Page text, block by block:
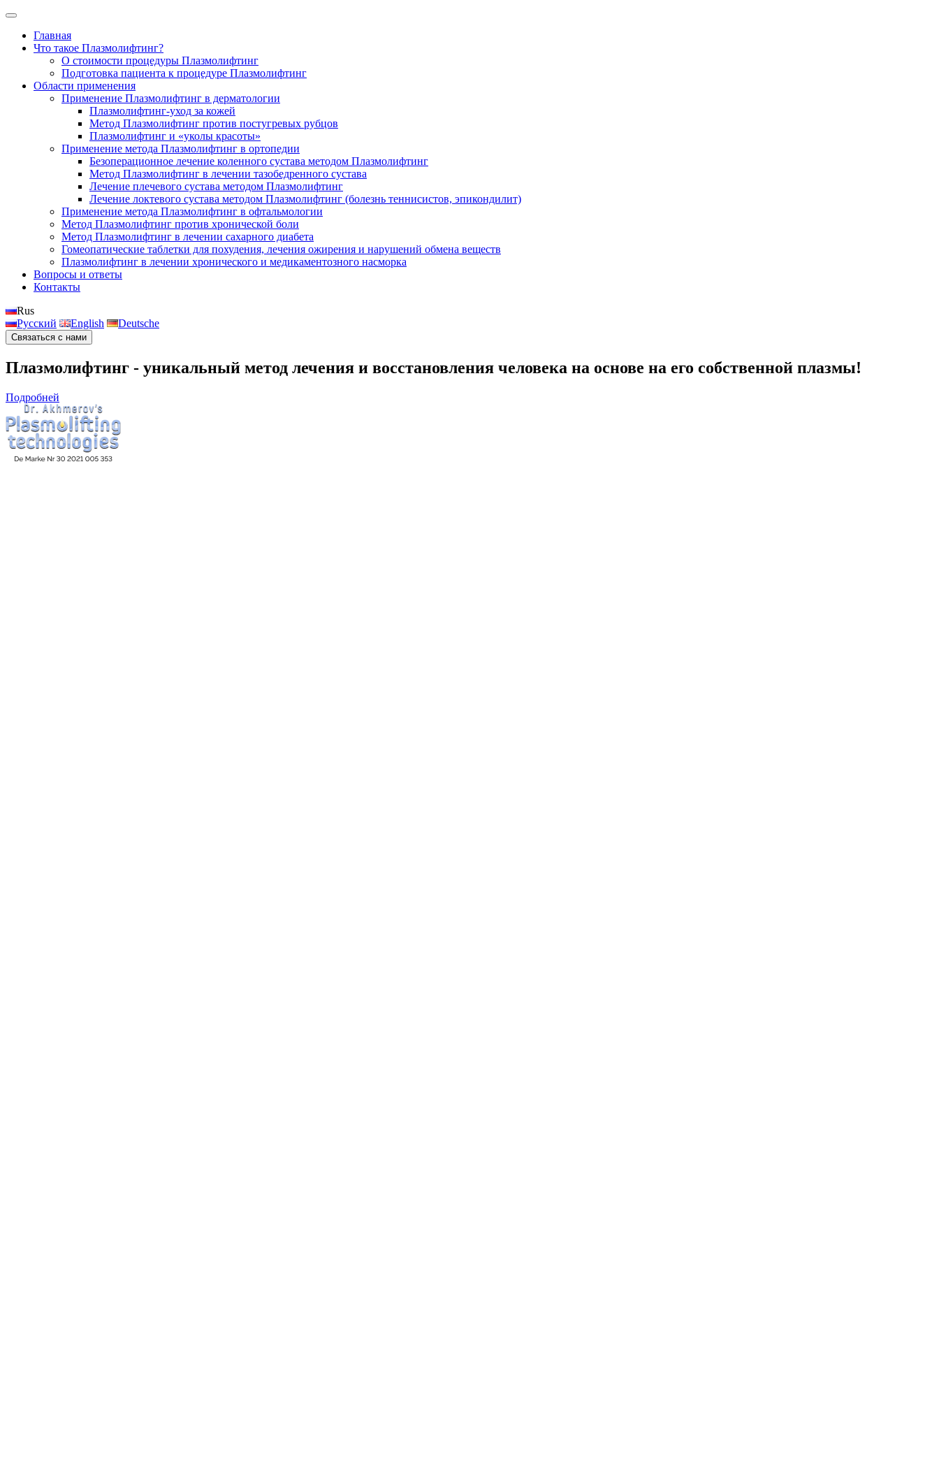
Главная
Что такое Плазмолифтинг?
О стоимости процедуры Плазмолифтинг
Подготовка пациента к процедуре Плазмолифтинг
Области применения
Применение Плазмолифтинг в дерматологии
Плазмолифтинг-уход за кожей
Метод Плазмолифтинг против постугревых рубцов
Плазмолифтинг и «уколы красоты»
Применение метода Плазмолифтинг в ортопедии
Безоперационное лечение коленного сустава методом Плазмолифтинг
Метод Плазмолифтинг в лечении тазобедренного сустава
Лечение плечевого сустава методом Плазмолифтинг
Лечение локтевого сустава методом Плазмолифтинг (болезнь теннисистов, эпикондилит)
Применение метода Плазмолифтинг в офтальмологии
Метод Плазмолифтинг против хронической боли
Метод Плазмолифтинг в лечении сахарного диабета
Гомеопатические таблетки для похудения, лечения ожирения и нарушений обмена веществ
Плазмолифтинг в лечении хронического и медикаментозного насморка
Вопросы и ответы
Контакты
Rus
Русский
English Deutsche
Связаться с нами
Плазмолифтинг - уникальный метод лечения и восстановления человека на основе на его собственной плазмы!
Подробней